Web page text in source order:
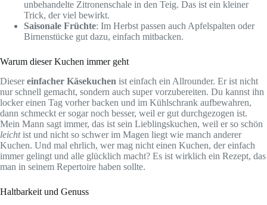
unbehandelte Zitronenschale in den Teig. Das ist ein kleiner
Trick, der viel bewirkt.
Saisonale Früchte: Im Herbst passen auch Apfelspalten oder
Birnenstücke gut dazu, einfach mitbacken.
Warum dieser Kuchen immer geht
Diesereinfacher Käsekuchen ist einfach ein Allrounder. Er ist nicht
nur schnell gemacht, sondern auch super vorzubereiten. Du kannst ihn
locker einen Tag vorher backen und im Kühlschrank aufbewahren,
dann schmeckt er sogar noch besser, weil er gut durchgezogen ist.
Mein Mann sagt immer, das ist sein Lieblingskuchen, weil er so schön
leichtist und nicht so schwer im Magen liegt wie manch anderer
Kuchen. Und mal ehrlich, wer mag nicht einen Kuchen, der einfach
immer gelingt und alle glücklich macht? Es ist wirklich ein Rezept, das
man in seinem Repertoire haben sollte.
Haltbarkeit und Genuss